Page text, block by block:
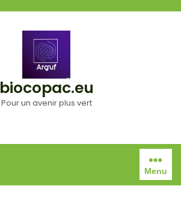
biocopac.eu
Pour un avenir plus vert
Menu